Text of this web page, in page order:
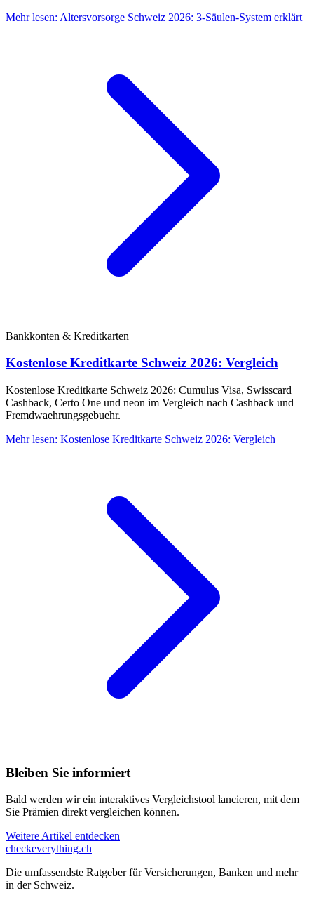
Mehr lesen: Altersvorsorge Schweiz 2026: 3-Säulen-System erklärt
Bankkonten & Kreditkarten
Kostenlose Kreditkarte Schweiz 2026: Vergleich
Kostenlose Kreditkarte Schweiz 2026: Cumulus Visa, Swisscard
Cashback, Certo One und neon im Vergleich nach Cashback und
Fremdwaehrungsgebuehr.
Mehr lesen: Kostenlose Kreditkarte Schweiz 2026: Vergleich
Bleiben Sie informiert
Bald werden wir ein interaktives Vergleichstool lancieren, mit dem
Sie Prämien direkt vergleichen können.
Weitere Artikel entdecken
checkeverything.ch
Die umfassendste Ratgeber für Versicherungen, Banken und mehr
in der Schweiz.